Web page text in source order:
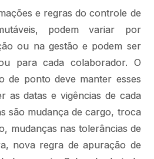
e regras do controle de
podem variar por
ou na gestão e podem ser
para cada colaborador. O
de ponto deve manter esses
as datas e vigências de cada
são mudança de cargo, troca
mudanças nas tolerâncias de
nova regra de apuração de